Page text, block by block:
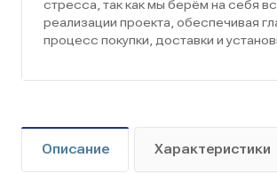
стресса, так как мы берём на себя
реализации проекта, обеспечивая
процесс покупки, доставки и
Описание Характеристики